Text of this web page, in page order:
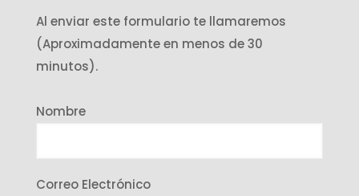
Al enviar este formulario te llamaremos
(Aproximadamente en menos de 30
minutos).
Nombre
Correo Electrónico